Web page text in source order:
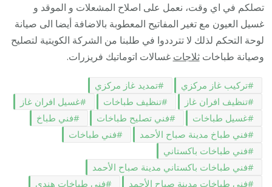
تصلكم في اي وقت، نعمل على اصلاح المشعلات و الموقد و
غسيل العيون مع تغير المفاتيح المعطوبة بالاضافة أيضا الى صيانة
لوحة التحكم لذلك لا تترددوا في طلبنا من الشركة الكويتية لتصليح
وصيانة طباخاتثلاجات غسالات اتوماتيك فريزرات.
تركيب غاز مركزي
تمديد غاز مركزي
تنظيف افران غاز
تنظيف طباخات
غسيل افران غاز
غسيل طباخات
فني تصليح طباخات
فني طباخ
فني طباخ مدينة صباح الأحمد
فني طباخات
فني طباخات باكستاني
فني طباخات باكستاني مدينة صباح الأحمد
فني طباخات مدينة صباح الأحمد
فني طباخات هندي